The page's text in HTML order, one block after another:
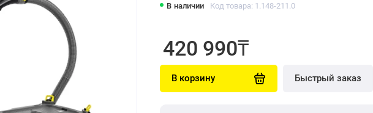
В наличии Код товара: 1.148-211.0
420 990₸
В корзину Быстрый заказ